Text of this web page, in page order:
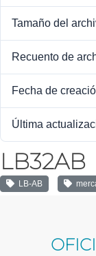
Tamaño del
Recuento de
Fecha de
Última
LB32AB
LB-AB